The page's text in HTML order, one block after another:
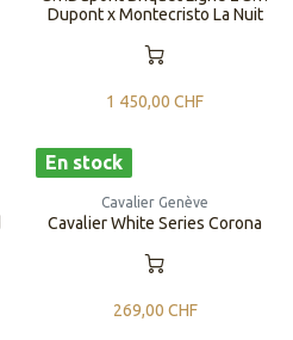
Dupont x Montecristo La Nuit
1 450,00 CHF
En stock
Cavalier Genève
Cavalier White Series Corona
269,00 CHF